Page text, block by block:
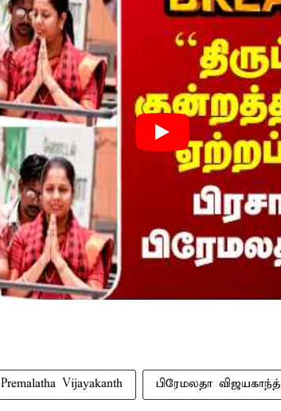
Premalatha Vijayakanth பிரேமலதா விஜயகாந்த்